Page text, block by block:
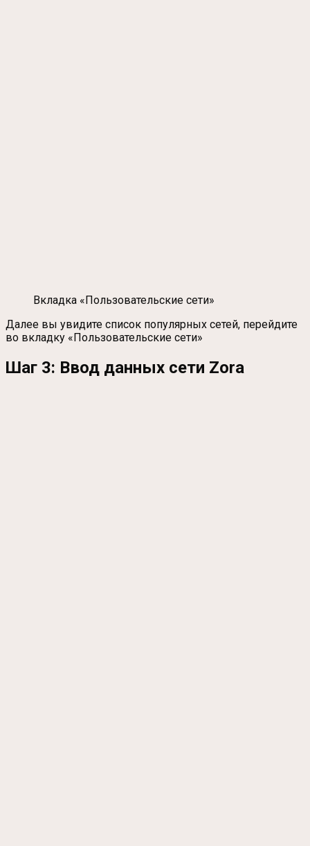
Вкладка «Пользовательские сети»
Далее вы увидите список популярных сетей, перейдите
во вкладку «Пользовательские сети»
Шаг 3: Ввод данных сети Zora